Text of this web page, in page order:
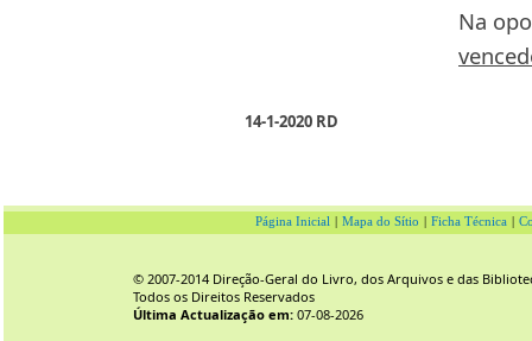
Na
14-1-2020 RD
Página Inicial Mapa do Sítio Ficha Técnica
© 2007-2014 Direção-Geral do Livro, dos Arquivos e das
Todos os Direitos Reservados
Última Actualização em: 07-08-2026